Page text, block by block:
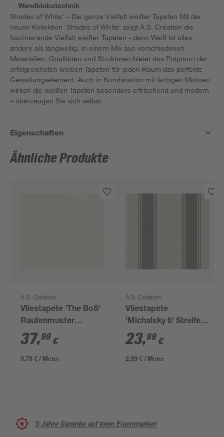
Wandklebetechnik
Shades of White' – Die ganze Vielfalt weißer Tapeten Mit der
neuen Kollektion 'Shades of White' zeigt A.S. Création die
faszinierende Vielfalt weißer Tapeten - denn Weiß ist alles
andere als langweilig. In einem Mix aus verschiedenen
Materialien, Qualitäten und Strukturen bietet das Potpourri der
erfolgreichsten weißen Tapeten für jeden Raum das perfekte
Gestaltungselement. Auch in Kombination mit farbigen Motiven
wirken die weißen Tapeten besonders erfrischend und modern
– überzeugen Sie sich selbst.
Eigenschaften
Ähnliche Produkte
A.S. Création
Vliestapete 'The BoS'
Rautenmuster
creme/beige 0,53 x
10,05 m
37,99 €
3,78 € / Meter
A.S. Création
Vliestapete
'Michalsky 6' Streifen
grau/beige 0,53 x
10,05 m
23,99 €
2,39 € / Meter
5 Jahre Garantie auf toom Eigenmarken